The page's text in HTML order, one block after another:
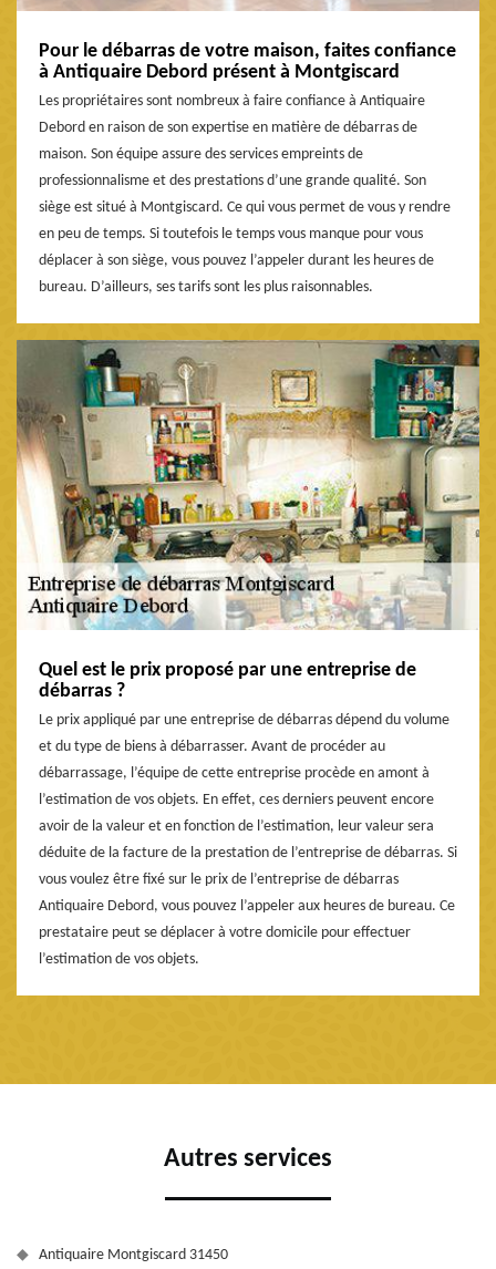
Pour le débarras de votre maison, faites confiance
à Antiquaire Debord présent à Montgiscard
Les propriétaires sont nombreux à faire confiance à Antiquaire
Debord en raison de son expertise en matière de débarras de
maison. Son équipe assure des services empreints de
professionnalisme et des prestations d’une grande qualité. Son
siège est situé à Montgiscard. Ce qui vous permet de vous y rendre
en peu de temps. Si toutefois le temps vous manque pour vous
déplacer à son siège, vous pouvez l’appeler durant les heures de
bureau. D’ailleurs, ses tarifs sont les plus raisonnables.
Quel est le prix proposé par une entreprise de
débarras ?
Le prix appliqué par une entreprise de débarras dépend du volume
et du type de biens à débarrasser. Avant de procéder au
débarrassage, l’équipe de cette entreprise procède en amont à
l’estimation de vos objets. En effet, ces derniers peuvent encore
avoir de la valeur et en fonction de l’estimation, leur valeur sera
déduite de la facture de la prestation de l’entreprise de débarras. Si
vous voulez être fixé sur le prix de l’entreprise de débarras
Antiquaire Debord, vous pouvez l’appeler aux heures de bureau. Ce
prestataire peut se déplacer à votre domicile pour effectuer
l’estimation de vos objets.
Autres services
Antiquaire Montgiscard 31450